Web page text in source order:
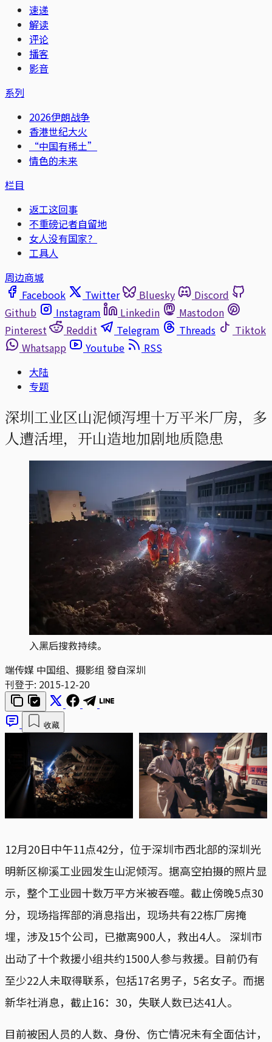
速递
解读
评论
播客
影音
系列
2026伊朗战争
香港世纪大火
“中国有稀土”
情色的未来
栏目
返工这回事
不重磅记者自留地
女人没有国家？
工具人
周边商城
Facebook
Twitter Bluesky
Discord
Github
Instagram Linkedin
Mastodon
Pinterest
Reddit Telegram Threads
Tiktok
Whatsapp
Youtube
RSS
大陆
专题
深圳工业区山泥倾泻埋十万平米厂房，多
人遭活埋，开山造地加剧地质隐患
入黑后搜救持续。
端传媒 中国组、摄影组 發自深圳
刊登于: 2015-12-20
收藏
12月20日中午11点42分，位于深圳市西北部的深圳光
明新区柳溪工业园发生山泥倾泻。据高空拍摄的照片显
示，整个工业园十数万平方米被吞噬。截止傍晚5点30
分，现场指挥部的消息指出，现场共有22栋厂房掩
埋，涉及15个公司，已撤离900人，救出4人。 深圳市
出动了十个救援小组共约1500人参与救援。目前仍有
至少22人未取得联系，包括17名男子，5名女子。而据
新华社消息，截止16：30，失联人数已达41人。
目前被困人员的人数、身份、伤亡情况未有全面估计，